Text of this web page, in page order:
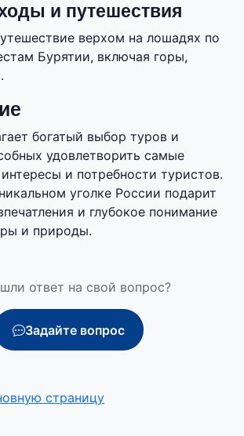
и путешествия
верхом на лошадях по
Бурятии, включая горы,
богатый выбор туров и
удовлетворить самые
и потребности туристов.
уголке России подарит
и глубокое понимание
и природы.
ответ на свой вопрос?
Задайте вопрос
страницу